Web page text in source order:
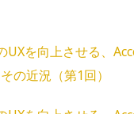
UXを向上させる、
の近況（第1回）